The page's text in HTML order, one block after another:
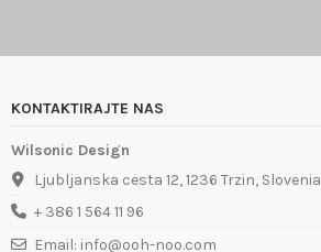
KONTAKTIRAJTE NAS
Wilsonic Design
Ljubljanska cesta 12, 1236 Trzin, Slovenia
+ 386 1 564 11 96
Email: info@ooh-noo.com